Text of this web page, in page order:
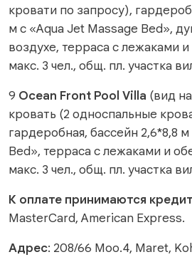
кровати по запросу),
м с «Aqua Jet Massage Bed»,
воздухе, терраса с лежаками
макс. 3 чел., общ. пл. участка
9 Ocean Front Pool Villa (вид
кровать (2 односпальные
гардеробная, бассейн 2,6*8,8
Bed», терраса с лежаками и
макс. 3 чел., общ. пл. участка
К оплате принимаются
MasterCard, American Express.
Адрес: 208/66 Moo.4, Maret,